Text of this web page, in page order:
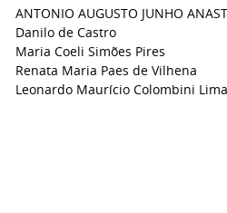
ANTONIO AUGUSTO JUNHO
Danilo de Castro
Maria Coeli Simões Pires
Renata Maria Paes de Vilhena
Leonardo Maurício Colombini Lima